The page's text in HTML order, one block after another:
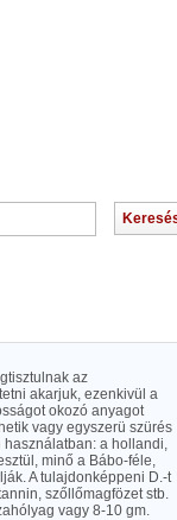
az
akarjuk, ezenkivül a
okozó anyagot
vagy egyszerü szürés
használatban: a hollandi,
minő a Bábo-féle,
A tulajdonképpeni D.-t
szőllőmagfözet stb.
vagy 8-10 gm.